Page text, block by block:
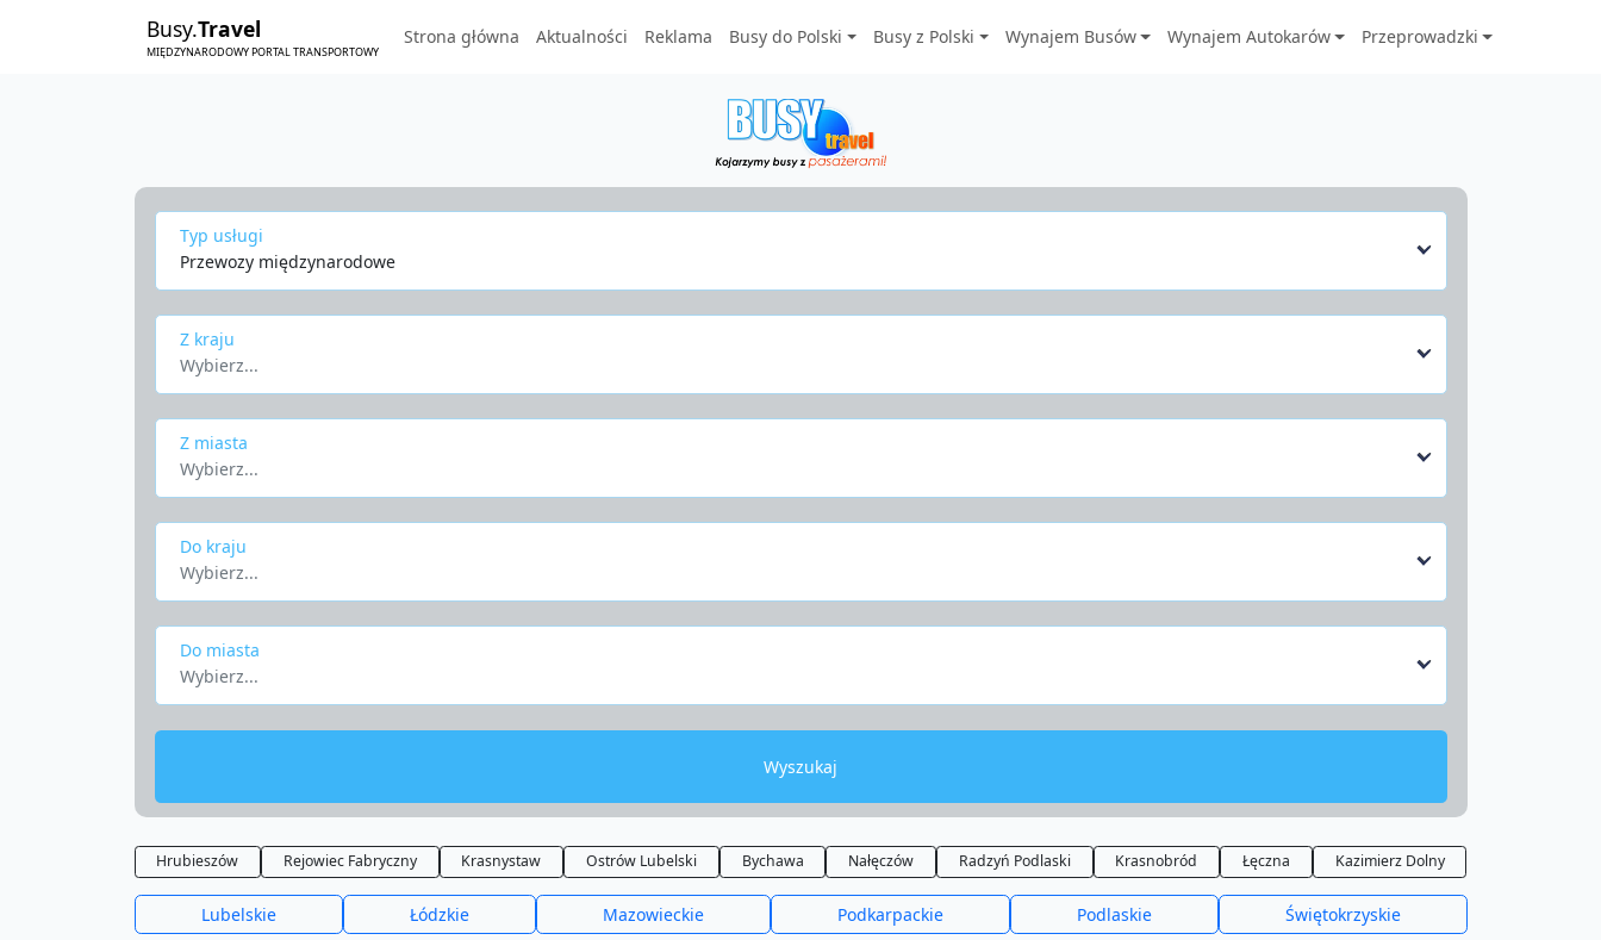
Busy.Travel
MIĘDZYNARODOWY PORTAL TRANSPORTOWY
Strona główna Aktualności Reklama Busy do Polski Busy z Polski Wynajem Busów Wynajem Autokarów Przeprowadzki
Typ usługi
Przewozy międzynarodowe
Z kraju
Wybierz...
Z miasta
Wybierz...
Do kraju
Wybierz...
Do miasta
Wybierz...
Wyszukaj
Hrubieszów Rejowiec Fabryczny Krasnystaw Ostrów Lubelski Bychawa Nałęczów Radzyń Podlaski Krasnobród Łęczna Kazimierz Dolny
Lubelskie Łódzkie Mazowieckie Podkarpackie Podlaskie Świętokrzyskie